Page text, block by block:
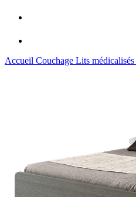
Accueil Couchage Lits médicalisés